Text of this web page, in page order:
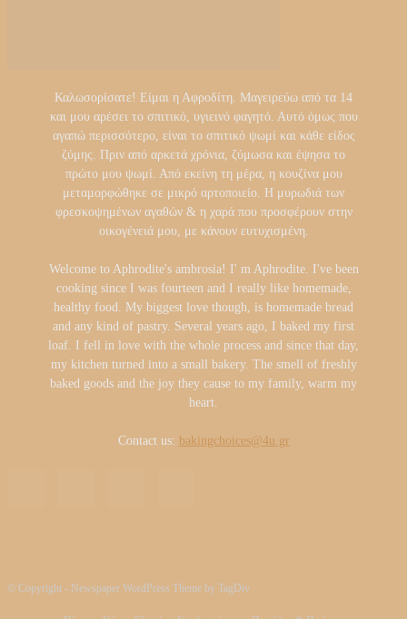
Καλωσορίσατε! Είμαι η Αφροδίτη. Μαγειρεύω από τα 14
και μου αρέσει το σπιτικό, υγιεινό φαγητό. Αυτό όμως που
αγαπώ περισσότερο, είναι το σπιτικό ψωμί και κάθε είδος
ζύμης. Πριν από αρκετά χρόνια, ζύμωσα και έψησα το
πρώτο μου ψωμί. Από εκείνη τη μέρα, η κουζίνα μου
μεταμορφώθηκε σε μικρό αρτοποιείο. Η μυρωδιά των
φρεσκοψημένων αγαθών & η χαρά που προσφέρουν στην
οικογένειά μου, με κάνουν ευτυχισμένη.
Welcome to Aphrodite's ambrosia! I' m Aphrodite. I've been
cooking since I was fourteen and I really like homemade,
healthy food. My biggest love though, is homemade bread
and any kind of pastry. Several years ago, I baked my first
loaf. I fell in love with the whole process and since that day,
my kitchen turned into a small bakery. The smell of freshly
baked goods and the joy they cause to my family, warm my
heart.
Contact us: bakingchoices@4u.gr
© Copyright - Newspaper WordPress Theme by TagDiv